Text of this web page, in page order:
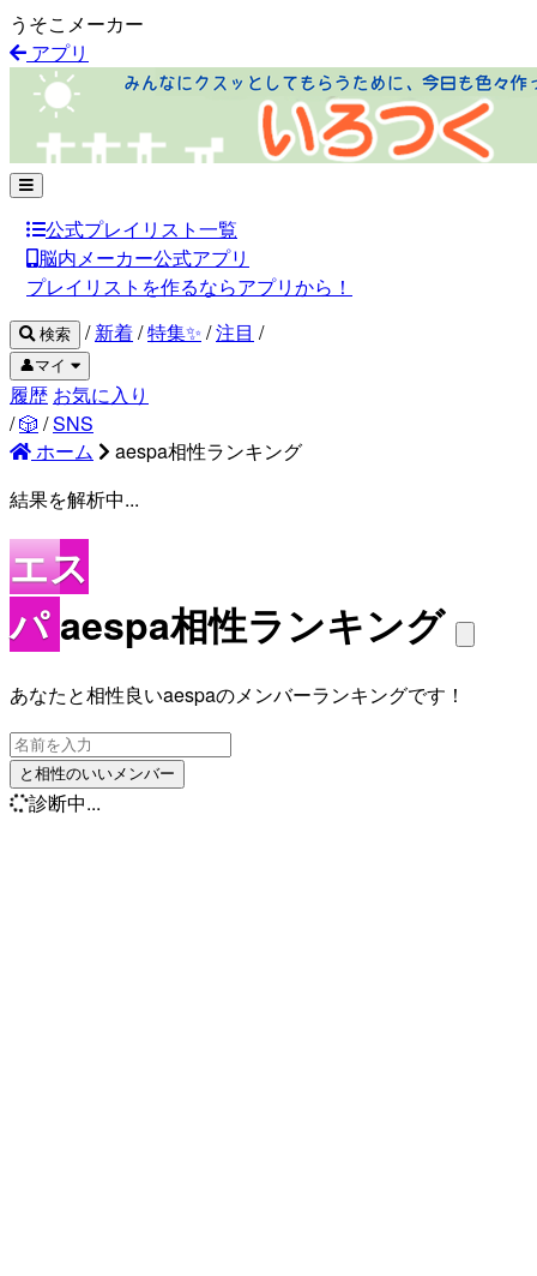
うそこメーカー
アプリ
公式プレイリスト一覧
脳内メーカー公式アプリ
プレイリストを作るならアプリから！
検索 / 新着/特集✨ /注目 /
👤マイ
履歴 お気に入り
/🎲 /SNS
ホーム
aespa相性ランキング
結果を解析中...
エス
パ aespa相性ランキング
あなたと相性良いaespaのメンバーランキングです！
と相性のいいメンバー
診断中...